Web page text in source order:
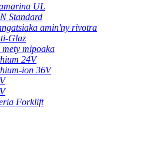
UL
Standard
amin'ny rivotra
Glaz
mipoaka
24V
ion 36V
Forklift